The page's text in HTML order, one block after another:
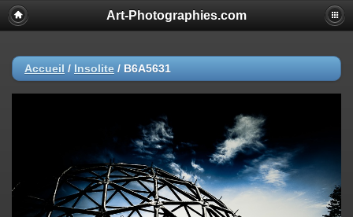
Art-Photographies.com
Accueil / Insolite / B6A5631